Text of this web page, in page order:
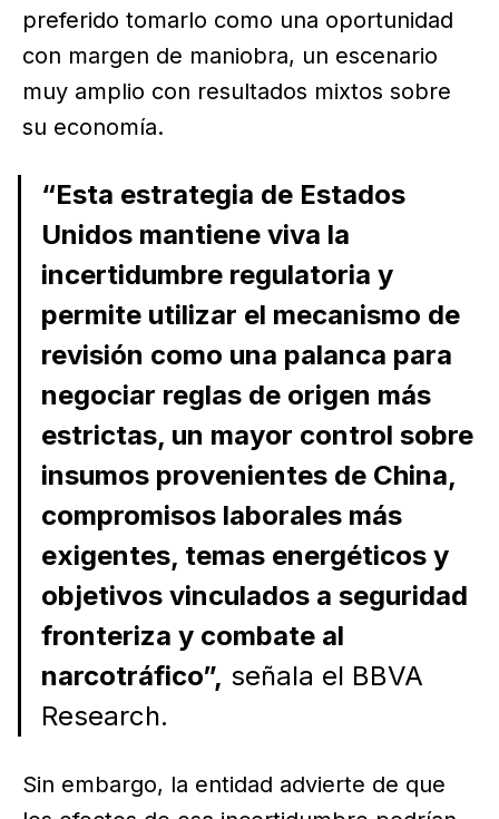
preferido tomarlo como una oportunidad
con margen de maniobra, un escenario
muy amplio con resultados mixtos sobre
su economía.
“Esta estrategia de Estados
Unidos mantiene viva la
incertidumbre regulatoria y
permite utilizar el mecanismo de
revisión como una palanca para
negociar reglas de origen más
estrictas, un mayor control sobre
insumos provenientes de China,
compromisos laborales más
exigentes, temas energéticos y
objetivos vinculados a seguridad
fronteriza y combate al
narcotráfico”, señala el BBVA
Research.
Sin embargo, la entidad advierte de que